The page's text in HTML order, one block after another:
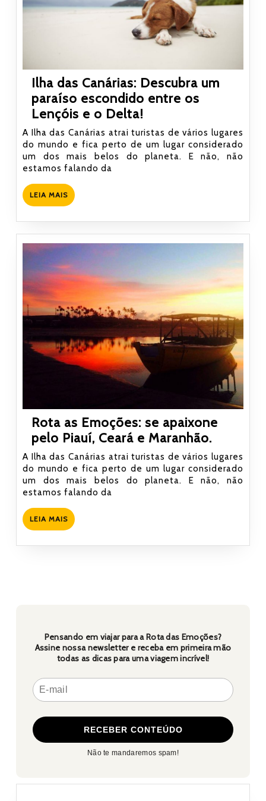
Ilha das Canárias: Descubra um
paraíso escondido entre os
Lençóis e o Delta!
das
Canárias:
Descubra
entre
os
o
Delta!
A Ilha das Canárias atrai turistas de vários lugares
do mundo e fica perto de um lugar considerado
um dos mais belos do planeta. E não, não
estamos falando da
LEIA MAISLEIA
MAIS
Rota as Emoções: se apaixone
pelo Piauí, Ceará e Maranhão.
as
se
Ceará
A Ilha das Canárias atrai turistas de vários lugares
do mundo e fica perto de um lugar considerado
um dos mais belos do planeta. E não, não
estamos falando da
LEIA MAISLEIA
MAIS
Pensando em viajar para a Rota das Emoções?
Assine nossa newsletter e receba em primeira mão
todas as dicas para uma viagem incrível!
Não te mandaremos spam!